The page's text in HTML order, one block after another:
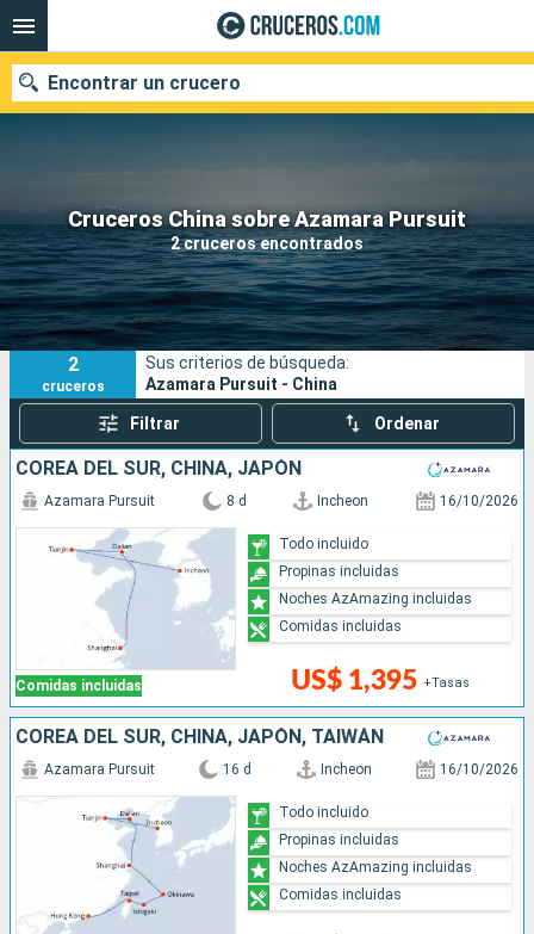
Cruceros China sobre Azamara Pursuit
2 cruceros encontrados
Encontrar un crucero
Nuestros destinos
Fecha de salida
Puertos Compañías
Buscar
2
cruceros
Sus criterios de búsqueda:
Azamara Pursuit - China
Filtrar Ordenar
COREA DEL SUR, CHINA, JAPÓN
Comidas incluidas
Azamara Pursuit 8 d Incheon 16/10/2026
US$ 1,395 +Tasas
Todo incluido
Propinas incluidas
Noches AzAmazing incluidas
Comidas incluidas
COREA DEL SUR, CHINA, JAPÓN, TAIWÁN
Azamara Pursuit 16 d Incheon 16/10/2026
Todo incluido
Propinas incluidas
Noches AzAmazing incluidas
Comidas incluidas